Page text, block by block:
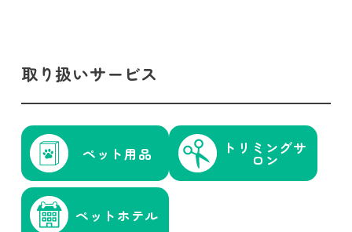
取り扱いサービス
ペット用品 トリミングサ
ロン
ペットホテル